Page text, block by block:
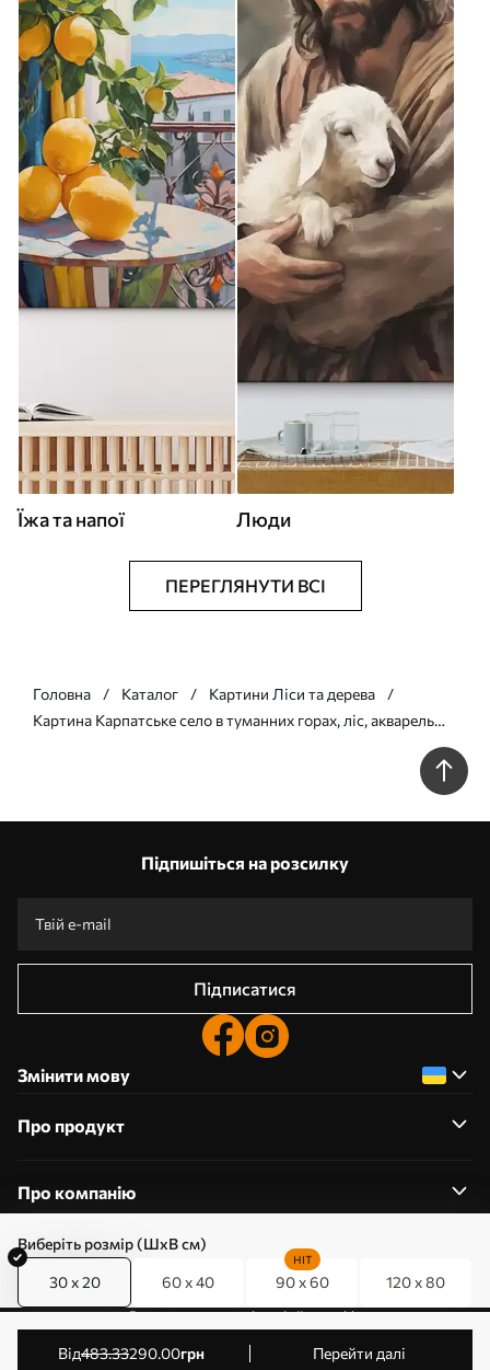
Виберіть розмір (ШхВ см)
30 x 20 60 x 40 90 x 60
HIT
120 x 80
від483.33290.00грн Перейти далі
Їжа та напої Люди
ПЕРЕГЛЯНУТИ ВСІ
Головна Каталог
Картини Ліси та дерева
Картина Карпатське село в туманних горах, ліс, акварель
Підпишіться на розсилку
Підписатися
Змінити мову
Про продукт
Про компанію
0800357223
Редагування дозволів на файли cookie
© 2011-2026 Art-holst. Усі права захищені. Власник: